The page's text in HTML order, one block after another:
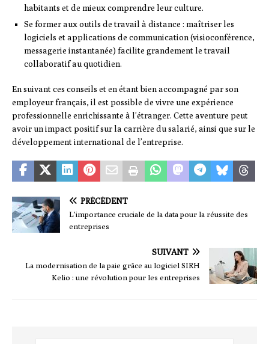
habitants et de mieux comprendre leur culture.
Se former aux outils de travail à distance : maîtriser les
logiciels et applications de communication (visioconférence,
messagerie instantanée) facilite grandement le travail
collaboratif au quotidien.
En suivant ces conseils et en étant bien accompagné par son
employeur français, il est possible de vivre une expérience
professionnelle enrichissante à l’étranger. Cette aventure peut
avoir un impact positif sur la carrière du salarié, ainsi que sur le
développement international de l’entreprise.
PRÉCÉDENT
L’importance cruciale de la data pour la réussite des
entreprises
SUIVANT
La modernisation de la paie grâce au logiciel SIRH
Kelio : une révolution pour les entreprises